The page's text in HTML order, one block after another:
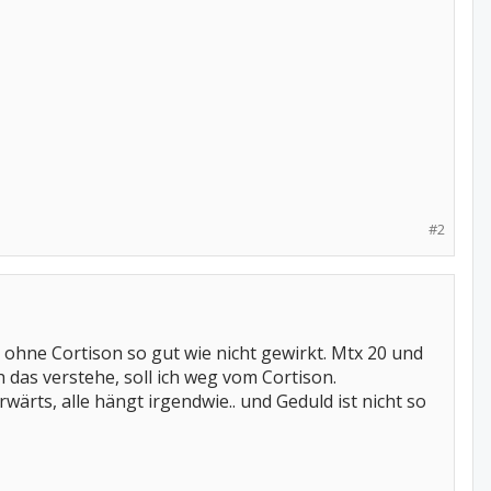
#2
Cortison so gut wie nicht gewirkt. Mtx 20 und
verstehe, soll ich weg vom Cortison.
alle hängt irgendwie.. und Geduld ist nicht so